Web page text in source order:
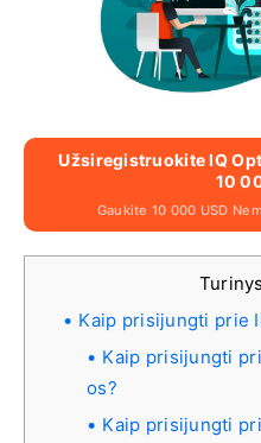
Užsiregistruokite IQ
10
Gaukite 10 000 USD
Turinys
Kaip prisijungti prie
Kaip prisijungti
os?
Kaip prisijungti